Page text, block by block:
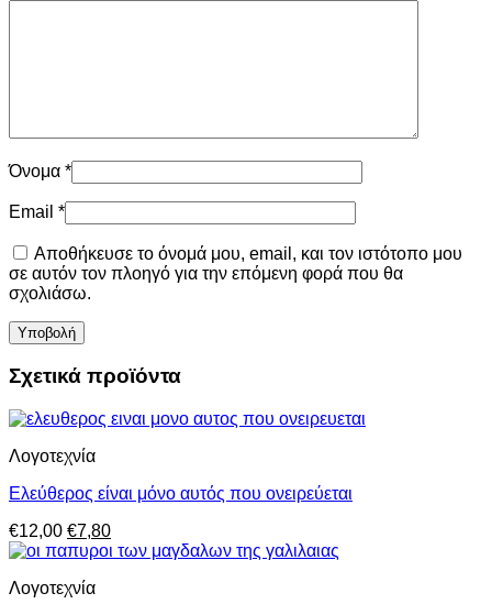
Όνομα *
Email *
Αποθήκευσε το όνομά μου, email, και τον ιστότοπο μου
σε αυτόν τον πλοηγό για την επόμενη φορά που θα
σχολιάσω.
Σχετικά προϊόντα
Λογοτεχνία
Ελεύθερος είναι μόνο αυτός που ονειρεύεται
€12,00 Original
price
€12,00.
€7,80Η
τρέχουσα
Λογοτεχνία